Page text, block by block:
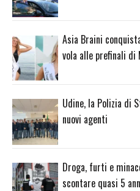
Asia Braini
vola alle prefinali di
Udine, la Polizia di
nuovi agenti
Droga, furti e
scontare quasi 5